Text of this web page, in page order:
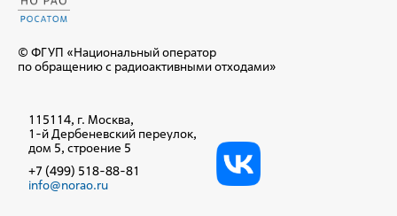
© ФГУП «Национальный оператор
по обращению с радиоактивными отходами»
115114, г. Москва,
1-й Дербеневский переулок,
дом 5, строение 5
+7 (499) 518-88-81
info@norao.ru